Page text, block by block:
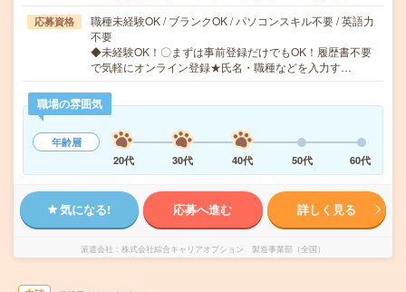
応募資格
職種未経験OK / ブランクOK / パソコンスキル不要 / 英語力
不要
◆未経験OK！〇まずは事前登録だけでもOK！履歴書不要
で気軽にオンライン登録★氏名・職種などを入力す…
職場の雰囲気
年齢層
20代
30代 40代 50代 60代
気になる! 応募へ進む 詳しく見る
派遣会社 株式会社綜合キャリアオプション 製造事業部（全国）